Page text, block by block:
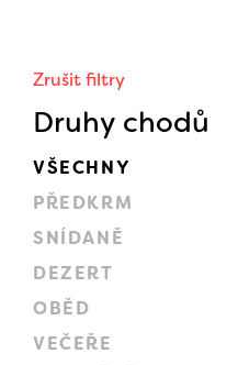
Zrušit filtry
Druhy chodů
VŠECHNY
PŘEDKRM
SNÍDANĚ
DEZERT
OBĚD
VEČEŘE